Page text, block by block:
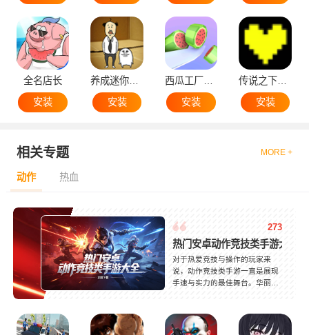
全名店长
安装
安装
安装
安装
相关专题 MORE +
动作 热血
273
热门安卓动作竞技类手游大全
对于热爱竞技与操作的玩家来
说，动作竞技类手游一直是展现
手速与实力的最佳舞台。华丽流
一场对决都充满热血与激情。这
类游戏考验玩家的反应速度、走